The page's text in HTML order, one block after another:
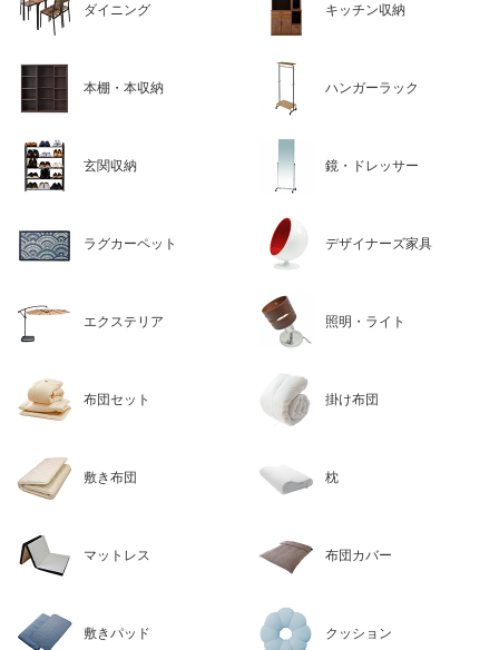
ダイニング キッチン収納
本棚・本収納 ハンガーラック
玄関収納 鏡・ドレッサー
ラグカーペット デザイナーズ家具
エクステリア 照明・ライト
布団セット 掛け布団
敷き布団 枕
マットレス 布団カバー
敷きパッド クッション